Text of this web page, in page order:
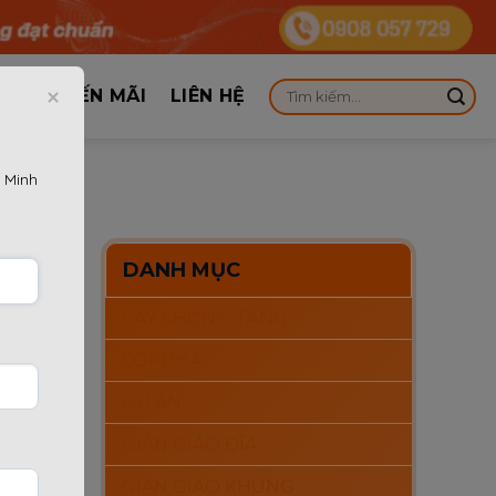
KHUYẾN MÃI LIÊN HỆ
có
cối
DANH MỤC